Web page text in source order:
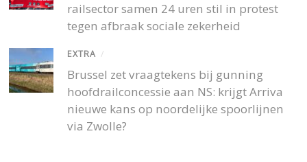
railsector samen 24 uren stil in protest
tegen afbraak sociale zekerheid
EXTRA /
Brussel zet vraagtekens bij gunning
hoofdrailconcessie aan NS: krijgt Arriva
nieuwe kans op noordelijke spoorlijnen
via Zwolle?